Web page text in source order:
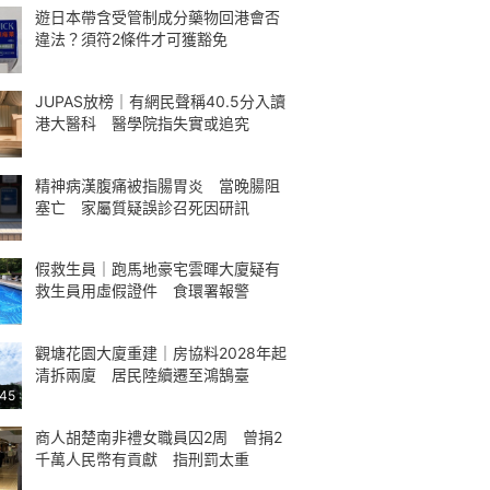
遊日本帶含受管制成分藥物回港會否
違法？須符2條件才可獲豁免
JUPAS放榜｜有網民聲稱40.5分入讀
港大醫科 醫學院指失實或追究
精神病漢腹痛被指腸胃炎 當晚腸阻
塞亡 家屬質疑誤診召死因研訊
假救生員｜跑馬地豪宅雲暉大廈疑有
救生員用虛假證件 食環署報警
觀塘花園大廈重建｜房協料2028年起
清拆兩廈 居民陸續遷至鴻鵠臺
商人胡楚南非禮女職員囚2周 曾捐2
千萬人民幣有貢獻 指刑罰太重